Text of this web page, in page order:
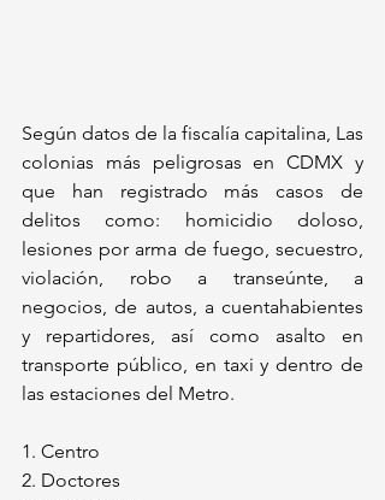
Según datos de la fiscalía capitalina, Las
colonias más peligrosas en CDMX y
que han registrado más casos de
delitos como: homicidio doloso,
lesiones por arma de fuego, secuestro,
violación, robo a transeúnte, a
negocios, de autos, a cuentahabientes
y repartidores, así como asalto en
transporte público, en taxi y dentro de
las estaciones del Metro.
1. Centro
2. Doctores